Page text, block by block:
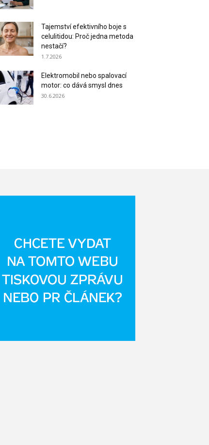
Tajemství efektivního boje s
celulitidou: Proč jedna metoda
nestačí?
1.7.2026
Elektromobil nebo spalovací
motor: co dává smysl dnes
30.6.2026